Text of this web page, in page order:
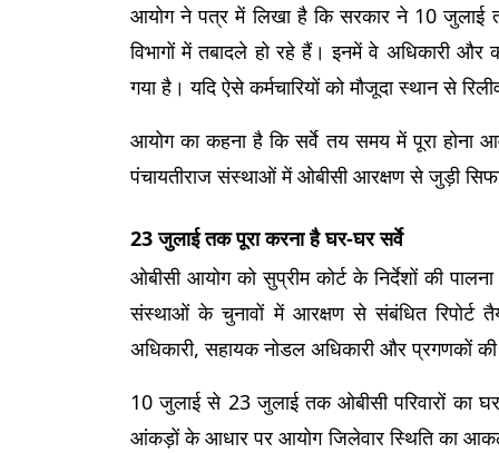
आयोग ने पत्र में लिखा है कि सरकार ने 10 जुलाई
विभागों में तबादले हो रहे हैं। इनमें वे अधिकारी और
गया है। यदि ऐसे कर्मचारियों को मौजूदा स्थान से
आयोग का कहना है कि सर्वे तय समय में पूरा होना
पंचायतीराज संस्थाओं में ओबीसी आरक्षण से जुड़ी
23 जुलाई तक पूरा करना है घर-घर सर्वे
ओबीसी आयोग को सुप्रीम कोर्ट के निर्देशों की
संस्थाओं के चुनावों में आरक्षण से संबंधित रिपोर्ट
अधिकारी, सहायक नोडल अधिकारी और प्रगणकों
10 जुलाई से 23 जुलाई तक ओबीसी परिवारों का
आंकड़ों के आधार पर आयोग जिलेवार स्थिति का